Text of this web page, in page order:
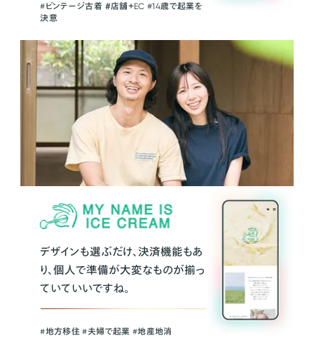
#ビンテージ古着 ＃店舗＋EC #14歳で起業を
決意
デザインも選ぶだけ、決済機能もあ
り、個人で準備が大変なものが揃っ
ていていいですね。
#地方移住 #夫婦で起業 #地産地消